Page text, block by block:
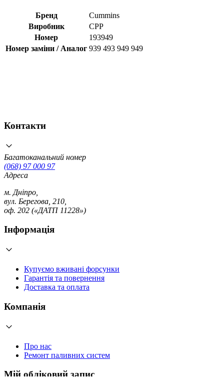
Бренд
Cummins
Виробник
CPP
Номер
193949
Номер заміни / Аналог 939 493 949 949
Контакти
Багатоканальний номер
(068) 97 000 97
Адреса
м. Дніпро,
вул. Берегова, 210,
оф. 202 («ДАТП 11228»)
Інформація
Купуємо вживані форсунки
Гарантія та повернення
Доставка та оплата
Компанія
Про нас
Ремонт паливних систем
Мій обліковий запис